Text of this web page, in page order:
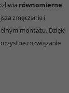
równomierne
zmęczenie i
montażu. Dzięki
rozwiązanie